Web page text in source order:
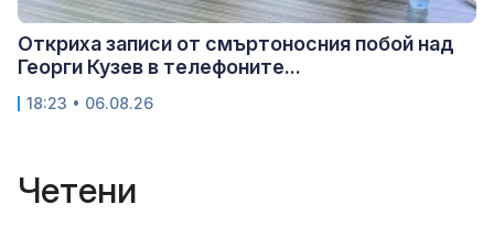
Откриха записи от смъртоносния побой над
Георги Кузев в телефоните...
18:23 • 06.08.26
Четени